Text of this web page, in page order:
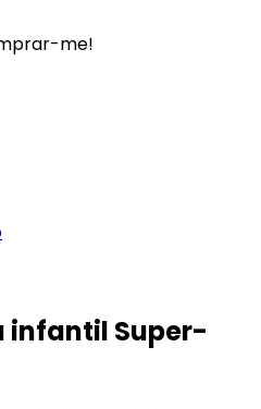
me!
infantil Super-